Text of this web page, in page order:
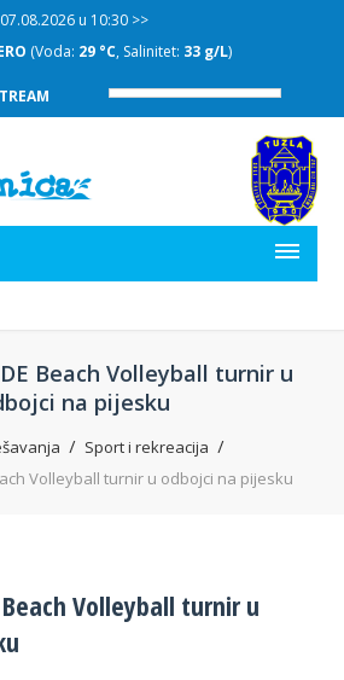
07.08.2026 u 10:30 >>
(Voda: 29 °C, Salinitet: 33 g/L)
Beach Volleyball turnir u
na pijesku
Sport i rekreacija
Volleyball turnir u odbojci na pijesku
Beach Volleyball turnir u